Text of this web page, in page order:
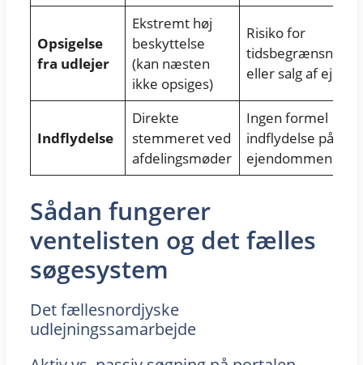
Opsigelse
fra udlejer
Ekstremt høj
beskyttelse
(kan næsten
ikke opsiges)
Risiko for
tidsbegrænsning
eller salg af
Indflydelse
Direkte
stemmeret ved
afdelingsmøder
Ingen formel
indflydelse på
ejendommens
Sådan fungerer
ventelisten og det fælles
søgesystem
Det fællesnordjyske
udlejningssamarbejde